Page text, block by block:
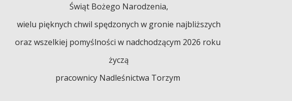
Świąt Bożego Narodzenia,
wielu pięknych chwil spędzonych w gronie najbliższych
oraz wszelkiej pomyślności w nadchodzącym 2026 roku
życzą
pracownicy Nadleśnictwa Torzym